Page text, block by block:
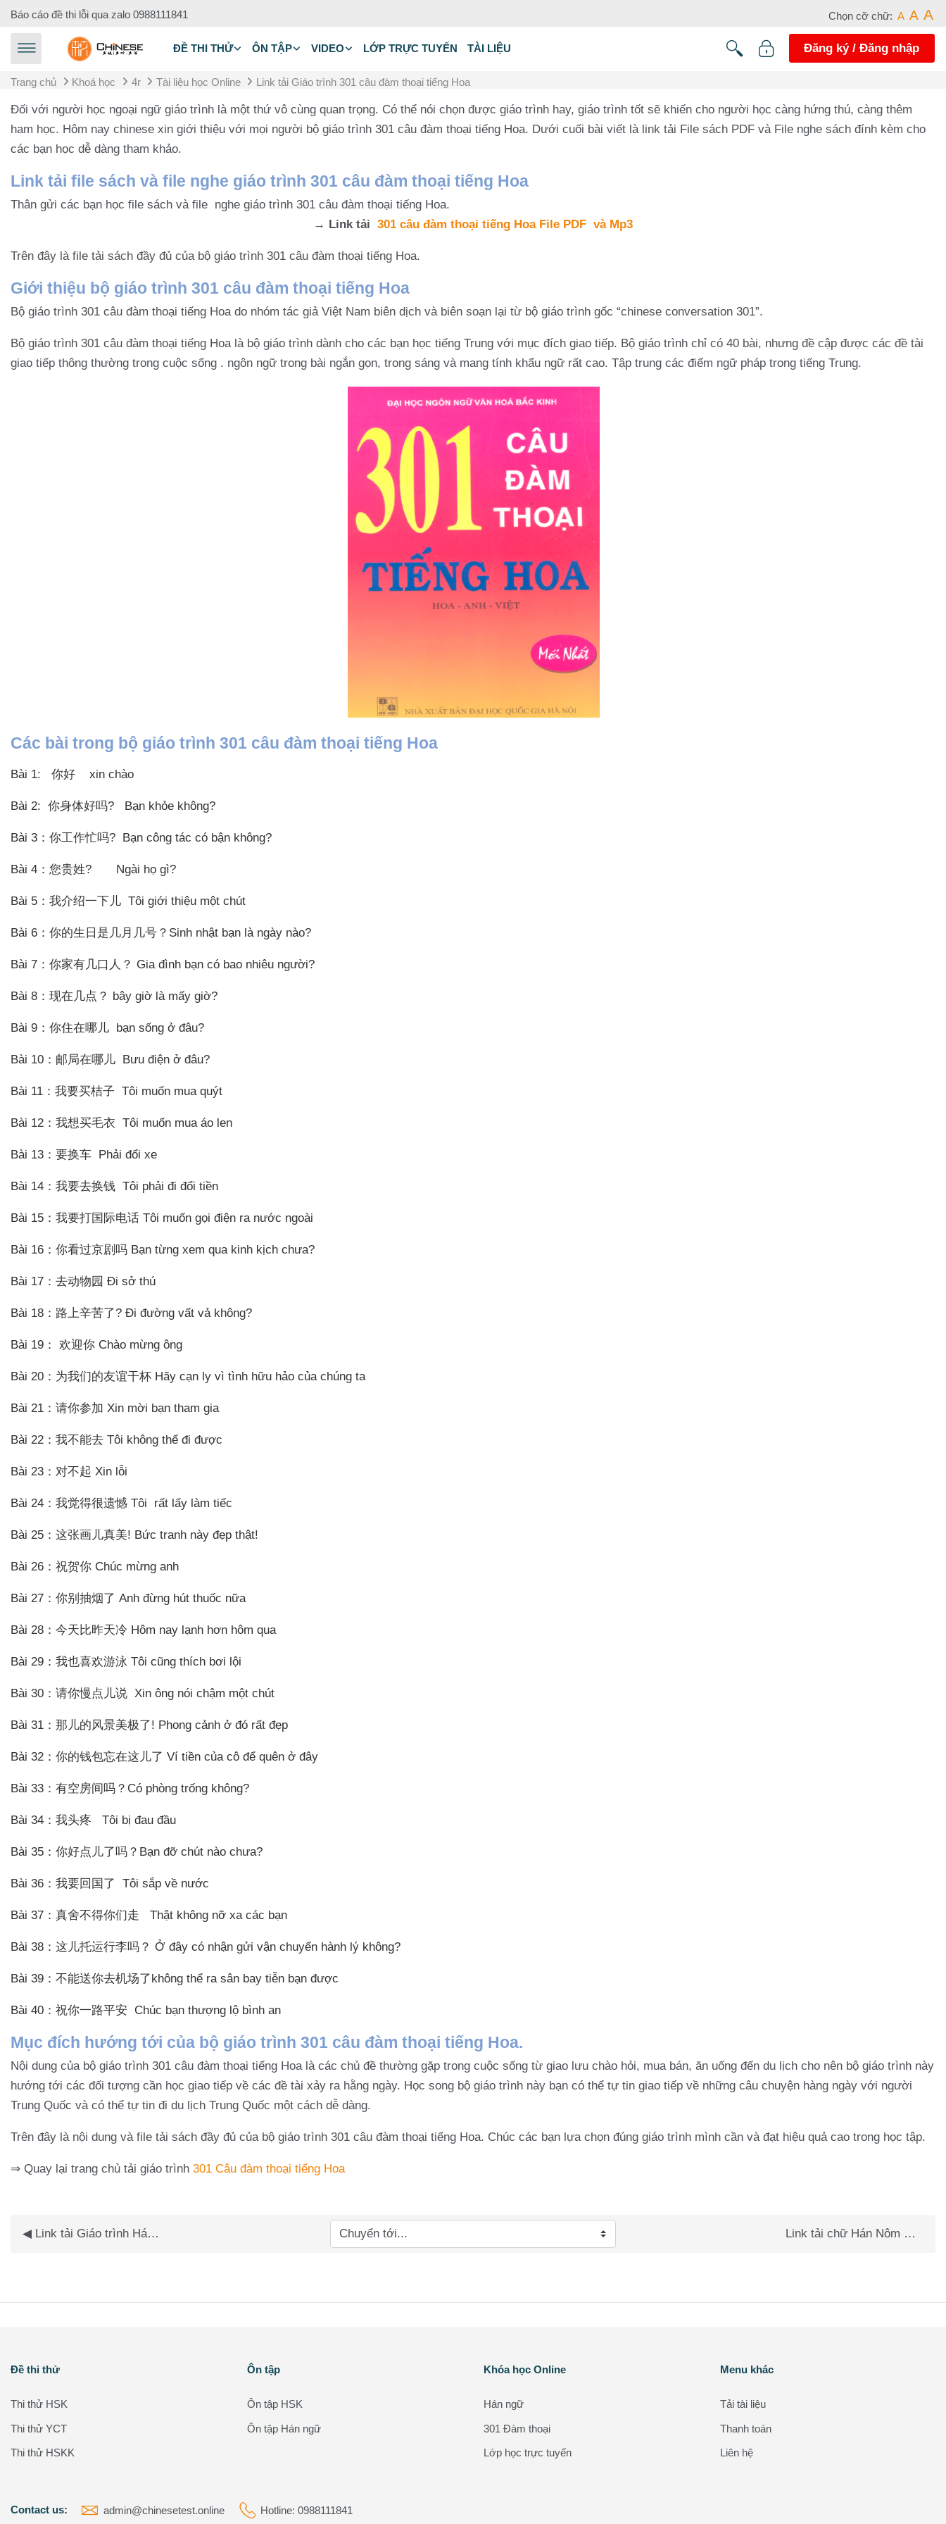
Chuyển tới nội dung chính
Báo cáo đề thi lỗi qua zalo 0988111841 Chọn cỡ chữ: A A A
ĐỀ THI THỬ ÔN TẬP VIDEO LỚP TRỰC TUYẾN TÀI LIỆU Đăng ký / Đăng nhập
Trang chủ Khoá học 4r Tài liệu học Online Link tải Giáo trình 301 câu đàm thoại tiếng Hoa
Đối với người học ngoại ngữ giáo trình là một thứ vô cùng quan trọng. Có thể nói chọn được giáo trình hay, giáo trình tốt sẽ khiến cho người học càng hứng thú, càng thêm
ham học. Hôm nay chinese xin giới thiệu với mọi người bộ giáo trình 301 câu đàm thoại tiếng Hoa. Dưới cuối bài viết là link tải File sách PDF và File nghe sách đính kèm cho
các bạn học dễ dàng tham khảo.
Link tải file sách và file nghe giáo trình 301 câu đàm thoại tiếng Hoa
Thân gửi các bạn học file sách và file nghe giáo trình 301 câu đàm thoại tiếng Hoa.
→ Link tải 301 câu đàm thoại tiếng Hoa File PDF và Mp3
Trên đây là file tải sách đầy đủ của bộ giáo trình 301 câu đàm thoại tiếng Hoa.
Giới thiệu bộ giáo trình 301 câu đàm thoại tiếng Hoa
Bộ giáo trình 301 câu đàm thoại tiếng Hoa do nhóm tác giả Việt Nam biên dịch và biên soạn lại từ bộ giáo trình gốc “chinese conversation 301”.
Bộ giáo trình 301 câu đàm thoại tiếng Hoa là bộ giáo trình dành cho các bạn học tiếng Trung với mục đích giao tiếp. Bộ giáo trình chỉ có 40 bài, nhưng đề cập được các đề tài
giao tiếp thông thường trong cuộc sống . ngôn ngữ trong bài ngắn gọn, trong sáng và mang tính khẩu ngữ rất cao. Tập trung các điểm ngữ pháp trong tiếng Trung.
Các bài trong bộ giáo trình 301 câu đàm thoại tiếng Hoa
Bài 1: 你好 xin chào
Bài 2: 你身体好吗? Bạn khỏe không?
Bài 3：你工作忙吗? Bạn công tác có bận không?
Bài 4：您贵姓? Ngài họ gì?
Bài 5：我介绍一下儿 Tôi giới thiệu một chút
Bài 6：你的生日是几月几号？Sinh nhật bạn là ngày nào?
Bài 7：你家有几口人？ Gia đình bạn có bao nhiêu người?
Bài 8：现在几点？ bây giờ là mấy giờ?
Bài 9：你住在哪儿 bạn sống ở đâu?
Bài 10：邮局在哪儿 Bưu điện ở đâu?
Bài 11：我要买桔子 Tôi muốn mua quýt
Bài 12：我想买毛衣 Tôi muốn mua áo len
Bài 13：要换车 Phải đổi xe
Bài 14：我要去换钱 Tôi phải đi đổi tiền
Bài 15：我要打国际电话 Tôi muốn gọi điện ra nước ngoài
Bài 16：你看过京剧吗 Bạn từng xem qua kinh kịch chưa?
Bài 17：去动物园 Đi sở thú
Bài 18：路上辛苦了? Đi đường vất vả không?
Bài 19： 欢迎你 Chào mừng ông
Bài 20：为我们的友谊干杯 Hãy cạn ly vì tình hữu hảo của chúng ta
Bài 21：请你参加 Xin mời bạn tham gia
Bài 22：我不能去 Tôi không thể đi được
Bài 23：对不起 Xin lỗi
Bài 24：我觉得很遗憾 Tôi rất lấy làm tiếc
Bài 25：这张画儿真美! Bức tranh này đẹp thật!
Bài 26：祝贺你 Chúc mừng anh
Bài 27：你别抽烟了 Anh đừng hút thuốc nữa
Bài 28：今天比昨天冷 Hôm nay lạnh hơn hôm qua
Bài 29：我也喜欢游泳 Tôi cũng thích bơi lội
Bài 30：请你慢点儿说 Xin ông nói chậm một chút
Bài 31：那儿的风景美极了! Phong cảnh ở đó rất đẹp
Bài 32：你的钱包忘在这儿了 Ví tiền của cô để quên ở đây
Bài 33：有空房间吗？Có phòng trống không?
Bài 34：我头疼 Tôi bị đau đầu
Bài 35：你好点儿了吗？Bạn đỡ chút nào chưa?
Bài 36：我要回国了 Tôi sắp về nước
Bài 37：真舍不得你们走 Thật không nỡ xa các bạn
Bài 38：这儿托运行李吗？ Ở đây có nhận gửi vận chuyển hành lý không?
Bài 39：不能送你去机场了không thể ra sân bay tiễn bạn được
Bài 40：祝你一路平安 Chúc bạn thượng lộ bình an
Mục đích hướng tới của bộ giáo trình 301 câu đàm thoại tiếng Hoa.
Nội dung của bộ giáo trình 301 câu đàm thoại tiếng Hoa là các chủ đề thường gặp trong cuộc sống từ giao lưu chào hỏi, mua bán, ăn uống đến du lịch cho nên bộ giáo trình này
hướng tới các đối tượng cần học giao tiếp về các đề tài xảy ra hằng ngày. Học song bộ giáo trình này bạn có thể tự tin giao tiếp về những câu chuyện hàng ngày với người
Trung Quốc và có thể tự tin đi du lịch Trung Quốc một cách dễ dàng.
Trên đây là nội dung và file tải sách đầy đủ của bộ giáo trình 301 câu đàm thoại tiếng Hoa. Chúc các bạn lựa chọn đúng giáo trình mình cần và đạt hiệu quả cao trong học tập.
⇒ Quay lại trang chủ tải giáo trình 301 Câu đàm thoại tiếng Hoa
◀︎ Link tải Giáo trình Hán ngữ Nghe nói quyển 1,2,3 Chuyển tới... Link tải chữ Hán Nôm HanNomIME ▶︎
Các khối
Bỏ qua Đề thi thử
Đề thi thử
Thi thử HSK
Thi thử YCT
Thi thử HSKK
Các khối
Bỏ qua Ôn tập
Ôn tập
Ôn tập HSK
Ôn tập Hán ngữ
Các khối
Bỏ qua Khóa học Online
Khóa học Online
Hán ngữ
301 Đàm thoại
Lớp học trực tuyến
Các khối
Bỏ qua Menu khác
Menu khác
Tải tài liệu
Thanh toán
Liên hệ
Contact us: admin@chinesetest.online Hotline: 0988111841
2
Nam